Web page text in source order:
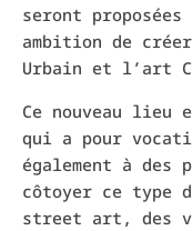
seront proposées
ambition de
Urbain et l’art
Ce nouveau lieu
qui a pour
également à des
côtoyer ce type
street art, des